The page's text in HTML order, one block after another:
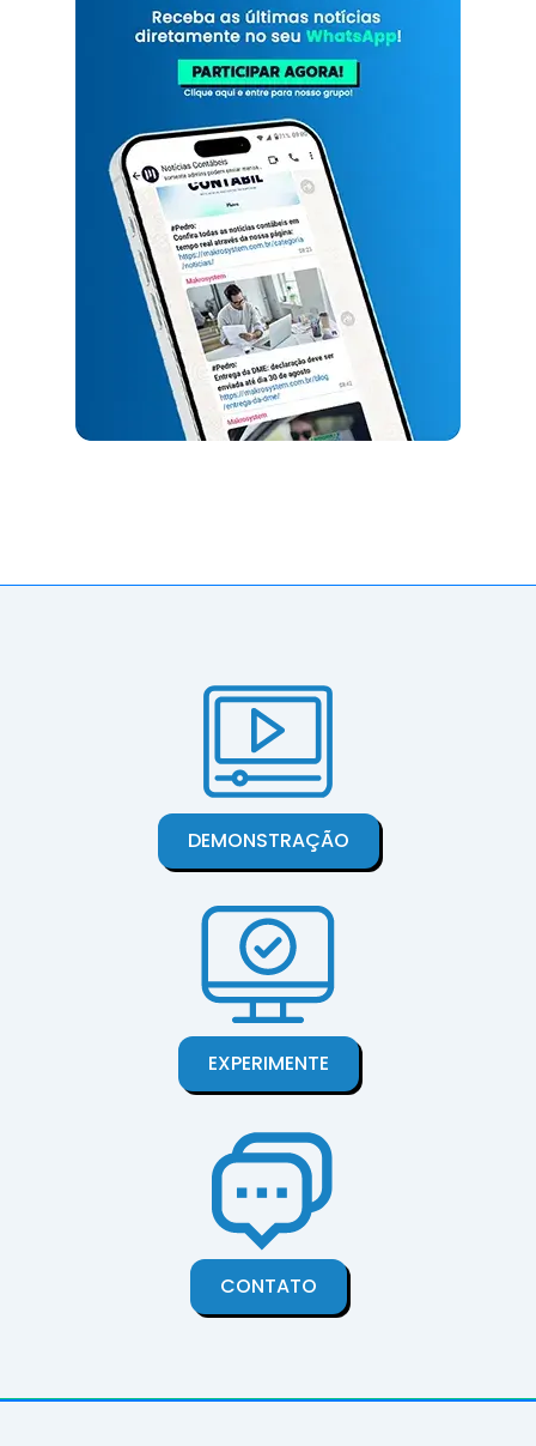
DEMONSTRAÇÃO
EXPERIMENTE
CONTATO